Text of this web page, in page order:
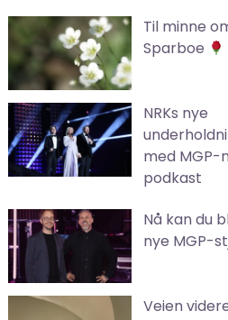
Til minne
Sparboe
NRKs nye
med MGP-
podkast
Nå kan du
nye MGP-
Veien